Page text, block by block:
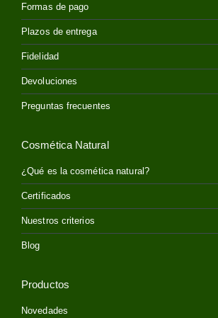
Formas de pago
Plazos de entrega
Fidelidad
Devoluciones
Preguntas frecuentes
Cosmética Natural
¿Qué es la cosmética natural?
Certificados
Nuestros criterios
Blog
Productos
Novedades